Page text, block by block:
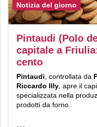
Notizia del giorno
Pintaudi (Polo
capitale a
cento
Pintaudi , controllata da
Riccardo Illy , apre il
specializzata nella
prodotti da forno.
...